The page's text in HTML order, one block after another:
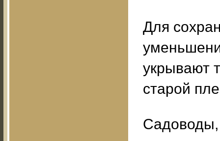
Для
укрывают
старой
Садоводы,